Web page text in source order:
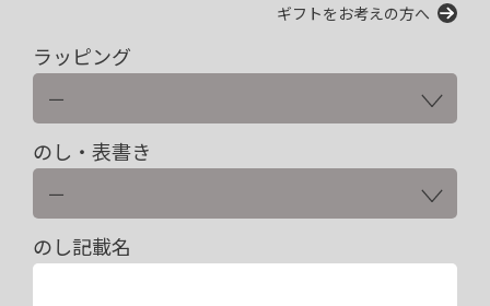
ギフトをお考えの方へ
ラッピング
のし・表書き
のし記載名